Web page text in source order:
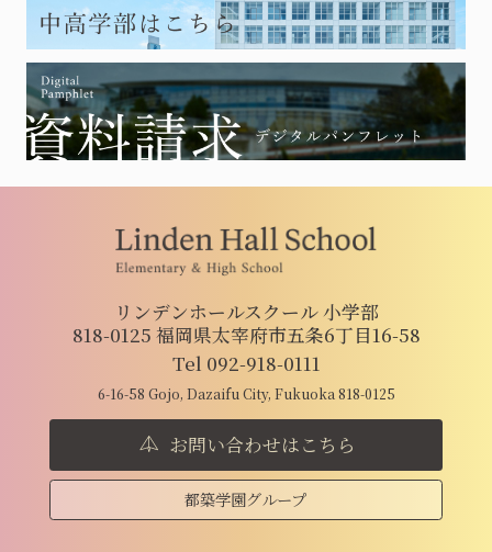
リンデンホールスクール 小学部
818-0125 福岡県太宰府市五条6丁目16-58
Tel 092-918-0111
6-16-58 Gojo, Dazaifu City, Fukuoka 818-0125
お問い合わせはこちら
都築学園グループ